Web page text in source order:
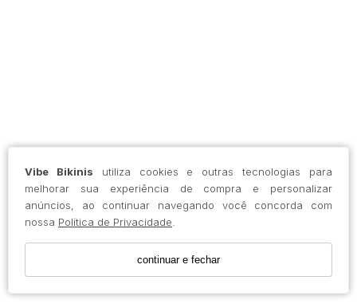
Vibe Bikinis utiliza cookies e outras tecnologias para
melhorar sua experiência de compra e personalizar
anúncios, ao continuar navegando você concorda com
nossa Política de Privacidade
continuar e fechar